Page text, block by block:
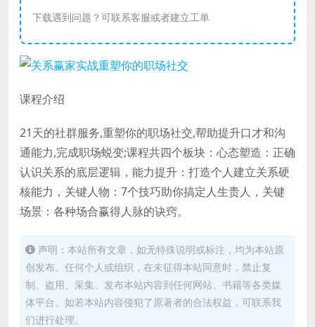
下载遇到问题？可联系客服或者建立工单
课程介绍
21天的社群服务,重塑你的职场社交,帮助提升口才和沟
通能力,完成职场蜕变;课程共四个板块：心态塑造：正确
认识关系的底层逻辑，能力提升：打造个人建立关系硬
核能力，关键人物：7个技巧助你搞定人生贵人，关键
场景：各种场合赢得人脉的诀窍。
声明：本站所有文章，如无特殊说明或标注，均为本站原
创发布。任何个人或组织，在未征得本站同意时，禁止复
制、盗用、采集、发布本站内容到任何网站、书籍等各类媒
体平台。如若本站内容侵犯了原著者的合法权益，可联系我
们进行处理。